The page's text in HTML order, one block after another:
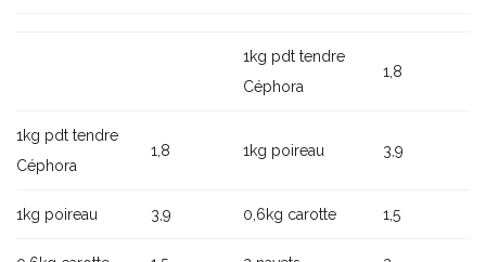
1kg pdt tendre
Céphora
1,8
1kg pdt tendre
Céphora
1,8 1kg poireau 3,9
1kg poireau 3,9 0,6kg carotte 1,5